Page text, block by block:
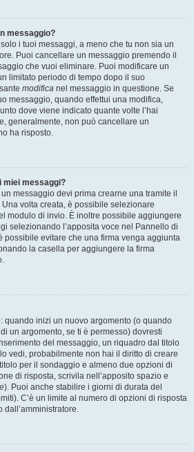
messaggio?
i tuoi messaggi, a meno che tu non sia un
Puoi cancellare un messaggio premendo il
che vuoi eliminare. Puoi modificare un
limitato periodo di tempo dopo il suo
modifica nel messaggio in questione. Se
messaggio, quando effettui una modifica,
dove viene indicato quante volte l’hai
generalmente, non può cancellare un
ha risposto.
miei messaggi?
messaggio devi prima crearne una tramite il
volta creata, è possibile selezionare
modulo di invio. È inoltre possibile aggiungere
selezionando l’apposita voce nel Pannello di
possibile evitare che una firma venga aggiunta
la casella per aggiungere la firma
quando inizi un nuovo argomento (o quando
un argomento, se ti è permesso) dovresti
del messaggio, un riquadro dal titolo
vedi, probabilmente non hai il diritto di creare
per il sondaggio e almeno due opzioni di
di risposta, scrivila nell’apposito spazio e
). Puoi anche stabilire i giorni di durata del
C’è un limite al numero di opzioni di risposta
dall’amministratore.